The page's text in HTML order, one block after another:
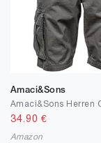
Amaci&Sons
34.90 €
Amazon